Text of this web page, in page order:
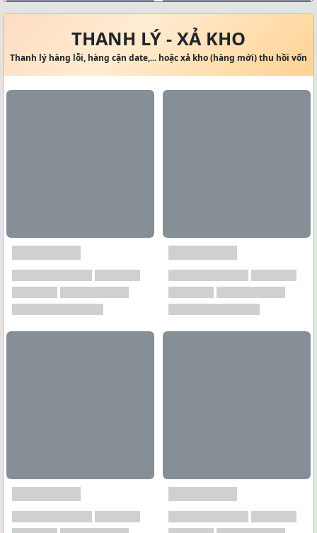
THANH LÝ - XẢ KHO
Thanh lý hàng lỗi, hàng cận date,... hoặc xả kho (hàng mới) thu hồi vốn